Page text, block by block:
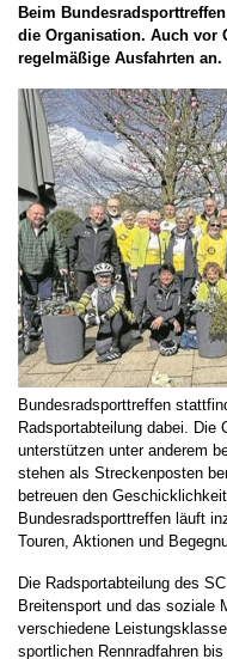
Beim
die Organisation. Auch vor
regelmäßige Ausfahrten an.
Bundesradsporttreffen
Radsportabteilung dabei. Die
unterstützen unter anderem
stehen als Streckenposten
betreuen den
Bundesradsporttreffen läuft
Touren, Aktionen und
Die Radsportabteilung des
Breitensport und das soziale
verschiedene
sportlichen Rennradfahren